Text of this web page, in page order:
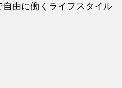
由に働くライフスタイル